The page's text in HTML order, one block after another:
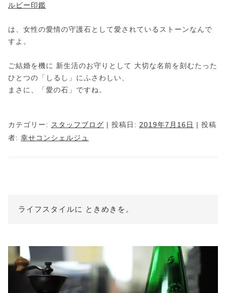
ルビー印鑑
は、女性の愛情の守護石として愛されているストーンなんで
すよ。
ご結婚を機に 新生活のお守りとして 大切な名前を刻むたった
ひとつの「しるし」にふさわしい、
まさに、「愛の石」ですね。
カテゴリー: スタッフブログ | 投稿日: 2019年7月16日 | 投稿
者: 幸せコンシェルジュ
ライフスタイルに ときめきを。